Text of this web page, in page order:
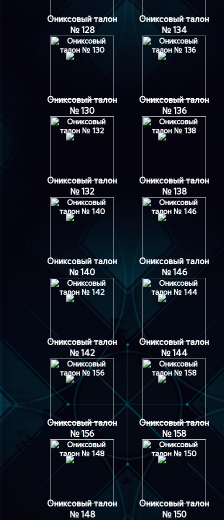
Ониксовый талон
№ 128
Ониксовый талон
№ 134
Ониксовый талон
№ 130
Ониксовый талон
№ 136
Ониксовый талон
№ 132
Ониксовый талон
№ 138
Ониксовый талон
№ 140
Ониксовый талон
№ 146
Ониксовый талон
№ 142
Ониксовый талон
№ 144
Ониксовый талон
№ 156
Ониксовый талон
№ 158
Ониксовый талон
№ 148
Ониксовый талон
№ 150